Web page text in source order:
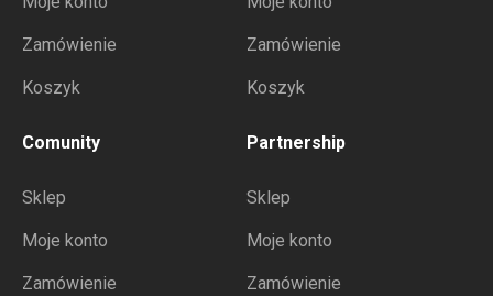
Zamówienie
Koszyk
Zamówienie
Koszyk
Comunity
Sklep
Moje konto
Zamówienie
Partnership
Sklep
Moje konto
Zamówienie